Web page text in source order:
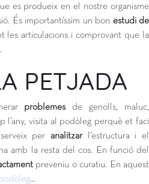
es produeix en el nostre organisme
És importantíssim un bon estudi de
les articulacions i comprovant que la
PETJADA
problemesde genolls, maluc,
l’any, visita al podòleg perquè et faci
peranalitzarl’estructura i el
amb la resta del cos. En funció del
preveniu o curatiu. En aquest
…